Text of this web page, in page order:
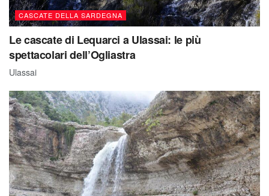
CASCATE DELLA SARDEGNA
Le cascate di Lequarci a Ulassai: le più
spettacolari dell’Ogliastra
Ulassai